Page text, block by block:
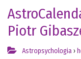
Piotr
Astropsychologia ›